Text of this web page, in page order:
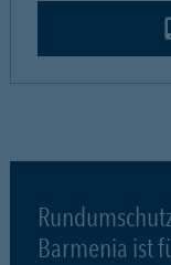
Barmenia ist